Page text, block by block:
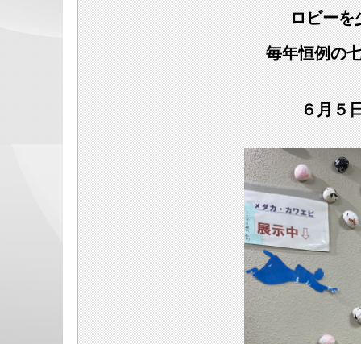
ロビーを
毎年恒例の
６月５